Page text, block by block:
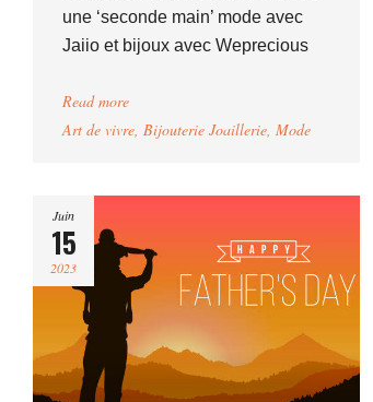
une ‘seconde main’ mode avec
Jaiio et bijoux avec Weprecious
Read more
Art de vivre, Bijouterie Joaillerie, Mode
Juin
15
2023